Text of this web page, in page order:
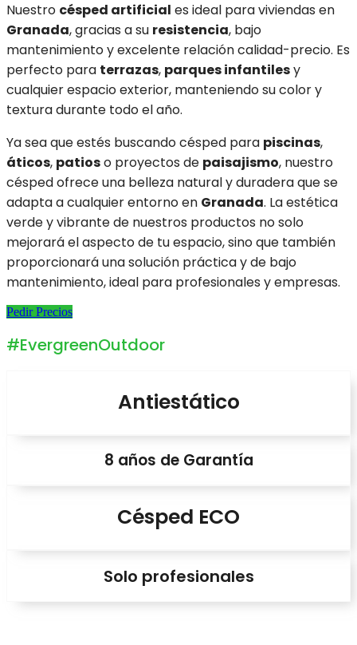
Nuestro césped artificial es ideal para viviendas en
Granada, gracias a su resistencia, bajo
mantenimiento y excelente relación calidad-precio. Es
perfecto para terrazas, parques infantilesy
cualquier espacio exterior, manteniendo su color y
textura durante todo el año.
Ya sea que estés buscando césped para piscinas,
áticos, patioso proyectos de paisajismo, nuestro
césped ofrece una belleza natural y duradera que se
adapta a cualquier entorno en Granada. La estética
verde y vibrante de nuestros productos no solo
mejorará el aspecto de tu espacio, sino que también
proporcionará una solución práctica y de bajo
mantenimiento, ideal para profesionales y empresas.
Pedir Precios
#EvergreenOutdoor
Antiestático
8 años de Garantía
Césped ECO
Solo profesionales